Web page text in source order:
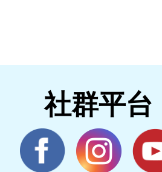
社群平台